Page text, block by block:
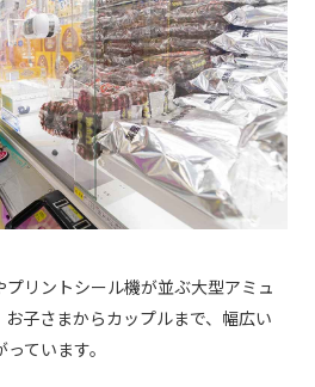
リントシール機が並ぶ大型アミュ
子さまからカップルまで、幅広い
ています。